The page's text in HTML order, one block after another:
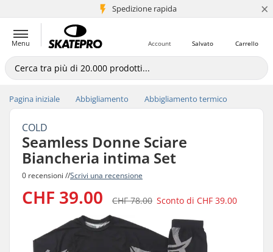
Spedizione rapida
+5 mln di clienti ×
Menu Carrello
Salvato
Account
Pagina iniziale Abbigliamento Abbigliamento termico
COLD
Seamless Donne Sciare
Biancheria intima Set
0 recensioni //Scrivi una recensione
CHF 39.00 CHF 78.00 Sconto di CHF 39.00